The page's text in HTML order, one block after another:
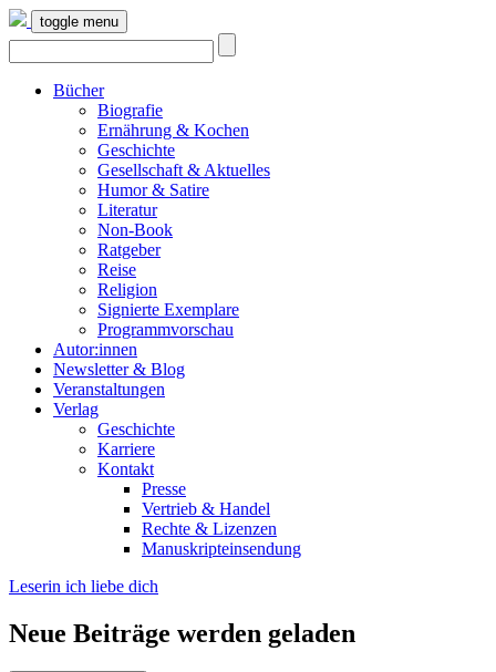
toggle menu
Bücher
Biografie
Ernährung & Kochen
Geschichte
Gesellschaft & Aktuelles
Humor & Satire
Literatur
Non-Book
Ratgeber
Reise
Religion
Signierte Exemplare
Programmvorschau
Autor:innen
Newsletter & Blog
Veranstaltungen
Verlag
Geschichte
Karriere
Kontakt
Presse
Vertrieb & Handel
Rechte & Lizenzen
Manuskripteinsendung
Leserin ich liebe dich
Neue Beiträge werden geladen